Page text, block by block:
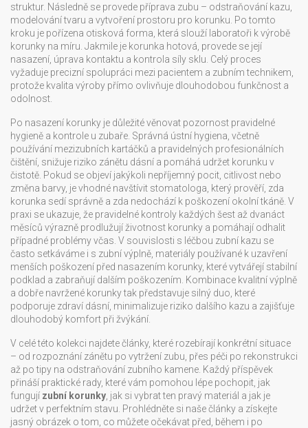
struktur. Následně se provede příprava zubu – odstraňování kazu,
modelování tvaru a vytvoření prostoru pro korunku. Po tomto
kroku je pořízena otisková forma, která slouží laboratoři k výrobě
korunky na míru. Jakmile je korunka hotová, provede se její
nasazení, úprava kontaktu a kontrola síly sklu. Celý proces
vyžaduje precizní spolupráci mezi pacientem a zubním technikem,
protože kvalita výroby přímo ovlivňuje dlouhodobou funkčnost a
odolnost.
Po nasazení korunky je důležité věnovat pozornost pravidelné
hygieně a kontrole u zubaře. Správná ústní hygiena, včetně
používání mezizubních kartáčků a pravidelných profesionálních
čištění, snižuje riziko zánětu dásní a pomáhá udržet korunku v
čistotě. Pokud se objeví jakýkoli nepříjemný pocit, citlivost nebo
změna barvy, je vhodné navštívit stomatologa, který prověří, zda
korunka sedí správně a zda nedochází k poškození okolní tkáně. V
praxi se ukazuje, že pravidelné kontroly každých šest až dvanáct
měsíců výrazně prodlužují životnost korunky a pomáhají odhalit
případné problémy včas. V souvislosti s léčbou zubní kazu se
často setkáváme i s zubní výplně materiály používané k uzavření
menších poškození před nasazením korunky, které vytvářejí stabilní
podklad a zabraňují dalším poškozením. Kombinace kvalitní výplně
a dobře navržené korunky tak představuje silný duo, které
podporuje zdraví dásní, minimalizuje riziko dalšího kazu a zajišťuje
dlouhodobý komfort při žvýkání.
V celé této kolekci najdete články, které rozebírají konkrétní situace
– od rozpoznání zánětu po vytržení zubu, přes péči po rekonstrukci
až po tipy na odstraňování zubního kamene. Každý příspěvek
přináší praktické rady, které vám pomohou lépe pochopit, jak
fungují zubní korunky , jak si vybrat ten pravý materiál a jak je
udržet v perfektním stavu. Prohlédněte si naše články a získejte
jasný obrázek o tom, co můžete očekávat před, během i po